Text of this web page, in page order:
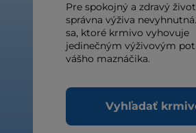
Pre spokojný a zdravý
správna výživa
sa, ktoré krmivo vyhovuje
jedinečným výživovým
vášho maznáčika.
Vyhľadať